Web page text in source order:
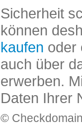
Sicherheit
können
kaufen oder
auch über
erwerben.
Daten Ihrer
©